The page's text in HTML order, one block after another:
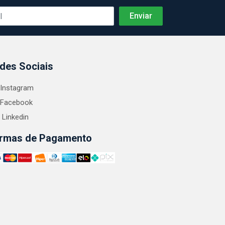
Sociais
Instagram
Facebook
Linkedin
de Pagamento